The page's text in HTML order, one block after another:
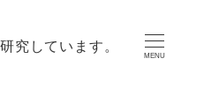
究しています。
MENU